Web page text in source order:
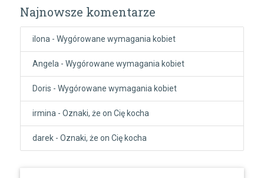
Najnowsze komentarze
ilona - Wygórowane wymagania kobiet
Angela - Wygórowane wymagania kobiet
Doris - Wygórowane wymagania kobiet
irmina - Oznaki, że on Cię kocha
darek- Oznaki, że on Cię kocha